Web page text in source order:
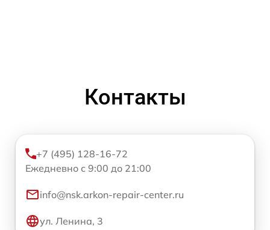
Контакты
+7 (495) 128-16-72
Ежедневно с 9:00 до 21:00
info@nsk.arkon-repair-center.ru
ул. Ленина, 3